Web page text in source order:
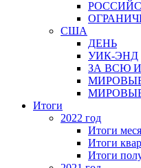
США
ДЕНЬ
УИК-ЭНД
ЗА ВСЮ
Итоги
2022 год
Итоги
Итоги
Итоги